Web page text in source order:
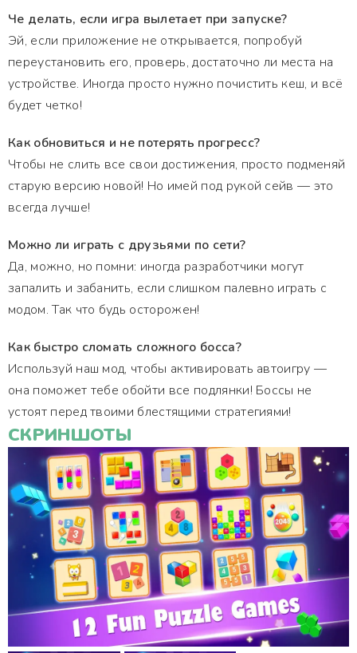
Че делать, если игра вылетает при запуске?
Эй, если приложение не открывается, попробуй
переустановить его, проверь, достаточно ли места на
устройстве. Иногда просто нужно почистить кеш, и всё
будет четко!
Как обновиться и не потерять прогресс?
Чтобы не слить все свои достижения, просто подменяй
старую версию новой! Но имей под рукой сейв — это
всегда лучше!
Можно ли играть с друзьями по сети?
Да, можно, но помни: иногда разработчики могут
запалить и забанить, если слишком палевно играть с
модом. Так что будь осторожен!
Как быстро сломать сложного босса?
Используй наш мод, чтобы активировать автоигру —
она поможет тебе обойти все подлянки! Боссы не
устоят перед твоими блестящими стратегиями!
СКРИНШОТЫ